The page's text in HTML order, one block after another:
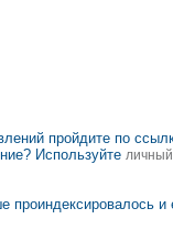
пройдите по
Используйте